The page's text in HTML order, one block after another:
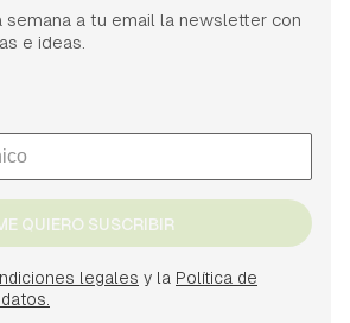
semana a tu email la newsletter con
e ideas.
QUIERO SUSCRIBIR
legales y la Política de